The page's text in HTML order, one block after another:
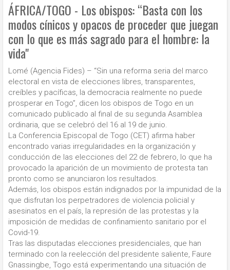
ÁFRICA/TOGO - Los obispos: “Basta con los
modos cínicos y opacos de proceder que juegan
con lo que es más sagrado para el hombre: la
vida"
Lomé (Agencia Fides) – “Sin una reforma seria del marco
electoral en vista de elecciones libres, transparentes,
creíbles y pacíficas, la democracia realmente no puede
prosperar en Togo”, dicen los obispos de Togo en un
comunicado publicado al final de su segunda Asamblea
ordinaria, que se celebró del 16 al 19 de junio.
La Conferencia Episcopal de Togo (CET) afirma haber
encontrado varias irregularidades en la organización y
conducción de las elecciones del 22 de febrero, lo que ha
provocado la aparición de un movimiento de protesta tan
pronto como se anunciaron los resultados.
Además, los obispos están indignados por la impunidad de la
que disfrutan los perpetradores de violencia policial y
asesinatos en el país, la represión de las protestas y la
imposición de medidas de confinamiento sanitario por el
Covid-19.
Tras las disputadas elecciones presidenciales, que han
terminado con la reelección del presidente saliente, Faure
Gnassingbe, Togo está experimentando una situación de